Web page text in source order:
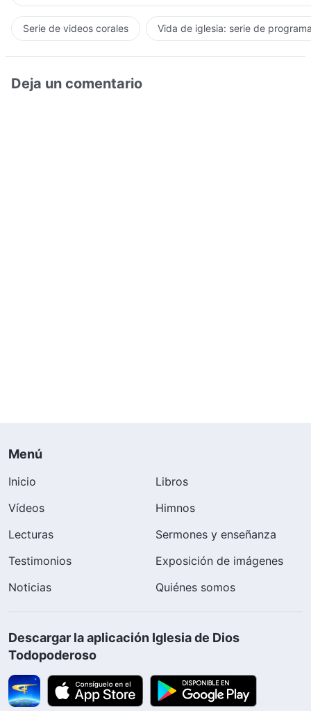
Serie de videos corales Vida de iglesia: serie de
Deja un comentario
Menú
Inicio
Libros
Vídeos
Himnos
Lecturas
Sermones y enseñanza
Testimonios
Exposición de imágenes
Noticias
Quiénes somos
Descargar la aplicación Iglesia de Dios
Todopoderoso